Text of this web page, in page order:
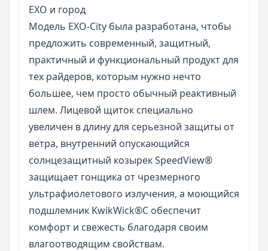
EXO и город
Модель EXO-City была разработана, чтобы
предложить современный, защитный,
практичный и функциональный продукт для
тех райдеров, которым нужно нечто
большее, чем просто обычный реактивный
шлем. Лицевой щиток специально
увеличен в длину для серьезной защиты от
ветра, внутренний опускающийся
солнцезащитный козырек SpeedView®
защищает гонщика от чрезмерного
ультрафиолетового излучения, а моющийся
подшлемник KwikWick®C обеспечит
комфорт и свежесть благодаря своим
влагоотводящим свойствам.